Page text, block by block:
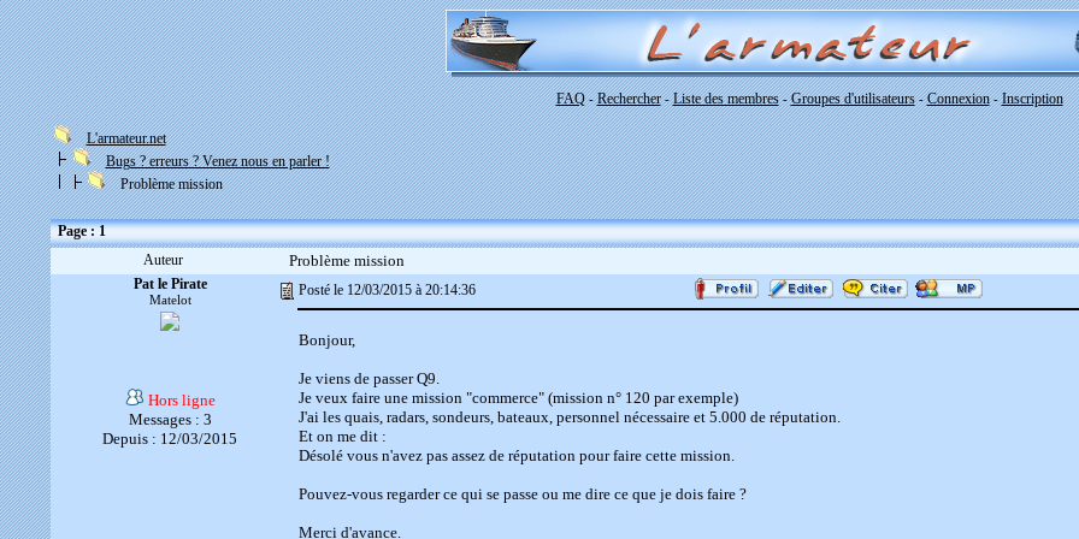
FAQ-Rechercher-Liste des membres-Groupes d'utilisateurs-Connexion-Inscription
L'armateur.net
Bugs ? erreurs ? Venez nous en parler !
Problème mission
Page : 1
Auteur
Problème mission
Pat le Pirate
Matelot
Posté le 12/03/2015 à 20:14:36
Hors ligne
Messages : 3
Depuis : 12/03/2015
Bonjour,
Je viens de passer Q9.
Je veux faire une mission "commerce" (mission n° 120 par exemple)
J'ai les quais, radars, sondeurs, bateaux, personnel nécessaire et 5.000 de réputation.
Et on me dit :
Désolé vous n'avez pas assez de réputation pour faire cette mission.
Pouvez-vous regarder ce qui se passe ou me dire ce que je dois faire ?
Merci d'avance.